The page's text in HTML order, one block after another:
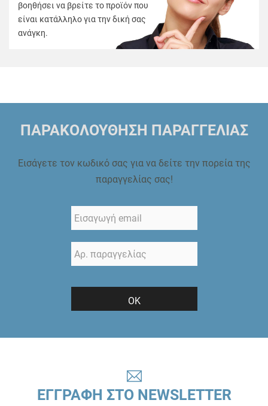
βοηθήσει να βρείτε το προϊόν που
είναι κατάλληλο για την δική σας
ανάγκη.
ΠΑΡΑΚΟΛΟΥΘΗΣΗ ΠΑΡΑΓΓΕΛΙΑΣ
Εισάγετε τον κωδικό σας για να δείτε την πορεία της
παραγγελίας σας!
ΟΚ
ΕΓΓΡΑΦΗ ΣΤΟ NEWSLETTER